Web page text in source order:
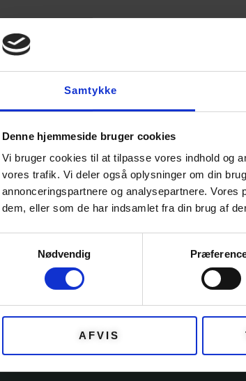
Samtykke
Denne hjemmeside bruger cookies
Vi bruger cookies til at tilpasse vores indhold og
vores trafik. Vi deler også oplysninger om din
annonceringspartnere og analysepartnere.
dem, eller som de har indsamlet fra din brug af
Nødvendig
AFVIS
– Aurinkokehrä
KATEGORIER